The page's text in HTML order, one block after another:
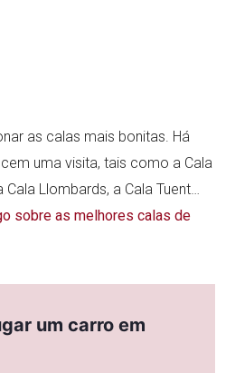
as calas mais bonitas. Há
uma visita, tais como a Cala
Cala Llombards, a Cala Tuent…
sobre as melhores calas de
um carro em